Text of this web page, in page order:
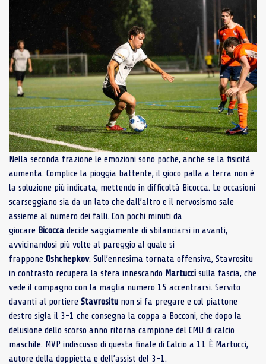
Nella seconda frazione le emozioni sono poche, anche se la fisicità
aumenta. Complice la pioggia battente, il gioco palla a terra non è
la soluzione più indicata, mettendo in difficoltà Bicocca. Le occasioni
scarseggiano sia da un lato che dall’altro e il nervosismo sale
assieme al numero dei falli. Con pochi minuti da
giocare Bicocca decide saggiamente di sbilanciarsi in avanti,
avvicinandosi più volte al pareggio al quale si
frappone Oshchepkov. Sull’ennesima tornata offensiva, Stavrositu
in contrasto recupera la sfera innescando Martucci sulla fascia, che
vede il compagno con la maglia numero 15 accentrarsi. Servito
davanti al portiere Stavrositu non si fa pregare e col piattone
destro sigla il 3-1 che consegna la coppa a Bocconi, che dopo la
delusione dello scorso anno ritorna campione del CMU di calcio
maschile. MVP indiscusso di questa finale di Calcio a 11 È Martucci,
autore della doppietta e dell’assist del 3-1.